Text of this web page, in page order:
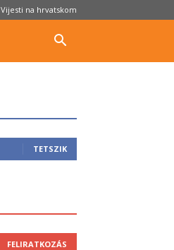
Vijesti na hrvatskom
TETSZIK
FELIRATKOZÁS